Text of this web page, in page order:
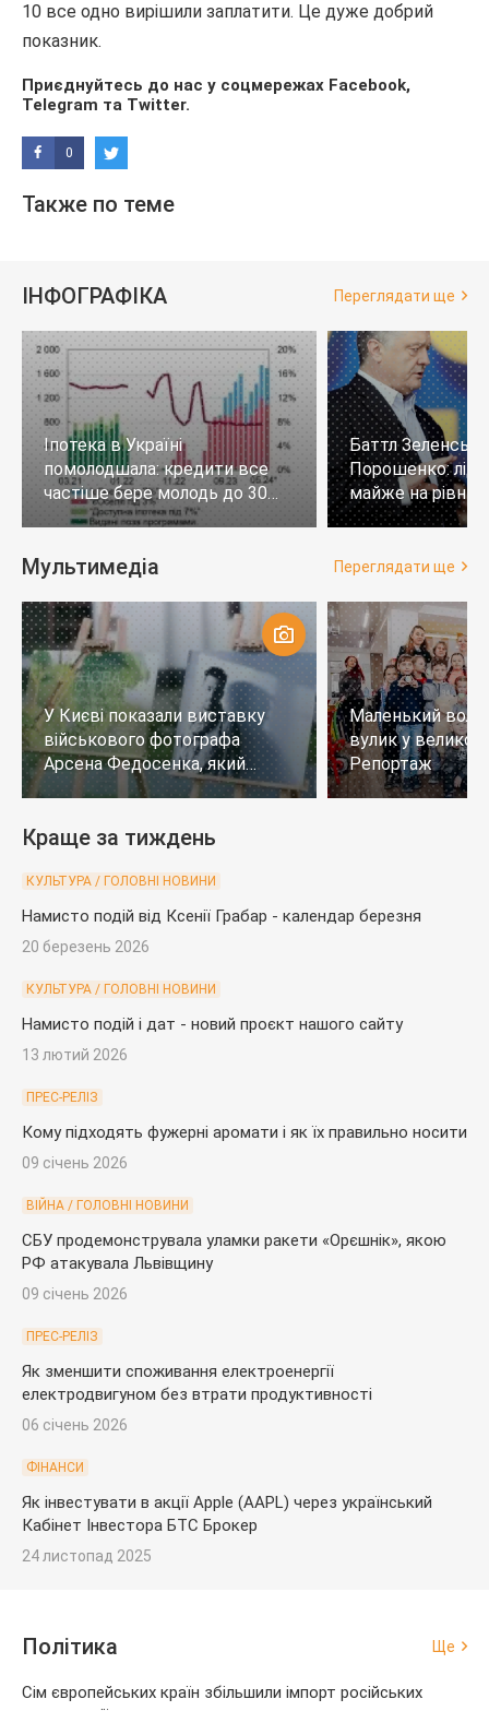
10 все одно вирішили заплатити. Це дуже добрий
показник.
Приєднуйтесь до нас у соцмережах Facebook,
Telegram та Twitter.
0
Также по теме
ІНФОГРАФІКА Переглядати ще
Іпотека в Україні
помолодшала: кредити все
частіше бере молодь до 30
років
Баттл
Порошенко:
майже на
тих, хто не
Мультимедіа Переглядати ще
У Києві показали виставку
військового фотографа
Арсена Федосенка, який
загинув на війні
Маленький
вулик у
Репортаж
Краще за тиждень
КУЛЬТУРА / ГОЛОВНІ НОВИНИ
Намисто подій від Ксенії Грабар - календар березня
20 березень 2026
КУЛЬТУРА / ГОЛОВНІ НОВИНИ
Намисто подій і дат - новий проєкт нашого сайту
13 лютий 2026
ПРЕС-РЕЛІЗ
Кому підходять фужерні аромати і як їх правильно носити
09 січень 2026
ВІЙНА / ГОЛОВНІ НОВИНИ
СБУ продемонструвала уламки ракети «Орєшнік», якою
РФ атакувала Львівщину
09 січень 2026
ПРЕС-РЕЛІЗ
Як зменшити споживання електроенергії
електродвигуном без втрати продуктивності
06 січень 2026
ФІНАНСИ
Як інвестувати в акції Apple (AAPL) через український
Кабінет Інвестора БТС Брокер
24 листопад 2025
Політика Ще
Сім європейських країн збільшили імпорт російських